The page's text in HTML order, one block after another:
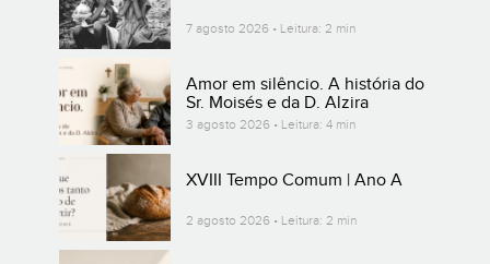
7 agosto 2026 • Leitura: 2 min
Amor em silêncio. A história do
Sr. Moisés e da D. Alzira
3 agosto 2026 • Leitura: 4 min
XVIII Tempo Comum | Ano A
2 agosto 2026 • Leitura: 2 min